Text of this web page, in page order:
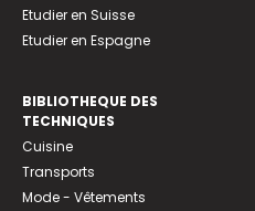
Etudier en Suisse
Etudier en Espagne
BIBLIOTHEQUE DES
TECHNIQUES
Cuisine
Transports
Mode - Vêtements